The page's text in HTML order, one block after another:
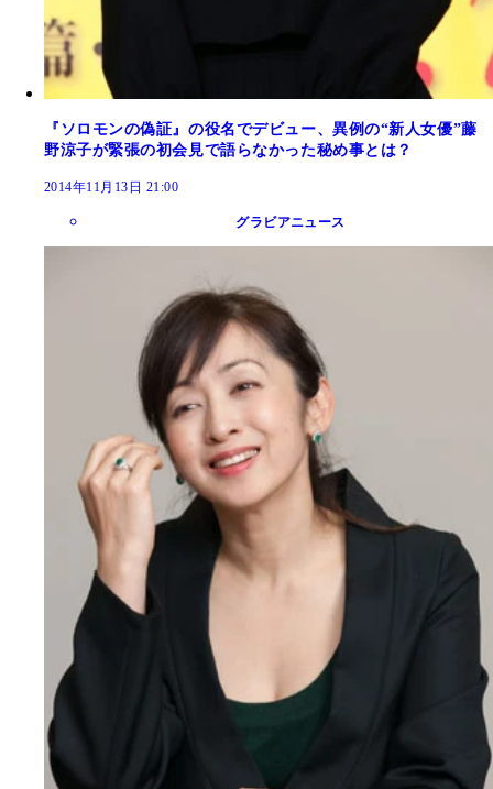
『ソロモンの偽証』の役名でデビュー、異例の“新人女優”藤
野涼子が緊張の初会見で語らなかった秘め事とは？
2014年11月13日 21:00
グラビアニュース